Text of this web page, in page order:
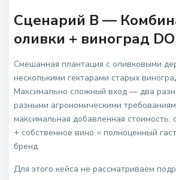
Сценарий В —
оливки + виноград
Смешанная плантация с оливковыми
несколькими гектарами старых
Максимально сложный вход — два
разными агрономическими
максимальная добавленная стоимость:
+ собственное вино = полноценный
бренд.
Для этого кейса не рассматриваем